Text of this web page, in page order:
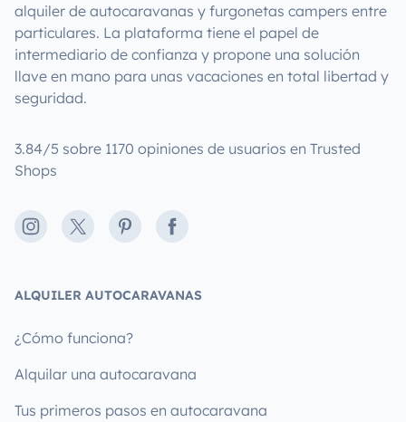
alquiler de autocaravanas y furgonetas campers entre
particulares. La plataforma tiene el papel de
intermediario de confianza y propone una solución
llave en mano para unas vacaciones en total libertad y
seguridad.
3.84/5 sobre 1170 opiniones de usuarios en Trusted
Shops
Instagram
X PinterestFacebook
ALQUILER AUTOCARAVANAS
¿Cómo funciona?
Alquilar una autocaravana
Tus primeros pasos en autocaravana